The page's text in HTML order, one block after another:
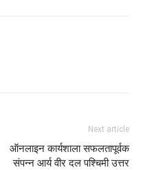
Next article
ऑनलाइन कार्यशाला सफलतापूर्वक
संपन्न आर्य वीर दल पश्चिमी उत्तर